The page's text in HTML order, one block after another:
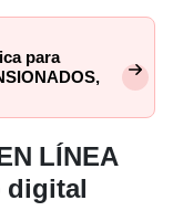
para
LÍNEA
digital